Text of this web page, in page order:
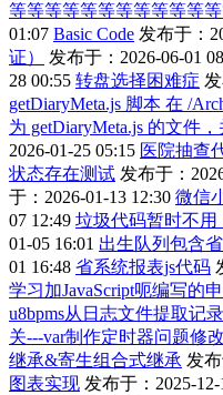
等等等等等等等等等等等
01:07 Basic Code 发布于：
证）
发布于：2026-06-01
28 00:55 转盘选择困难症
getDiaryMeta.js 脚本 在 /
为 getDiaryMeta.js 的文件
2026-01-25 05:15 医院抽查
状态存在测试 发布于：
于：2026-01-13 12:30 微信
07 12:49 垃圾代码暂时不用
01-05 16:01 出生队列包含
01 16:48 省系统报表js代码
学习加JavaScript呃编写的申
u8bpms从日志文件提取记录
关---var制作定时器问题修改
继承&寄生组合式继承 发
图表实现 发布于：2025-12-